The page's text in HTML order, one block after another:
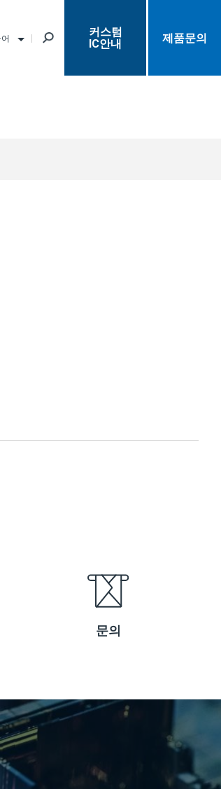
커스텀
IC안내
제품문의
문의